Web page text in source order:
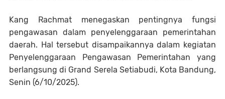
Kang Rachmat menegaskan pentingnya fungsi
pengawasan dalam penyelenggaraan pemerintahan
daerah. Hal tersebut disampaikannya dalam kegiatan
Penyelenggaraan Pengawasan Pemerintahan yang
berlangsung di Grand Serela Setiabudi, Kota Bandung,
Senin (6/10/2025).